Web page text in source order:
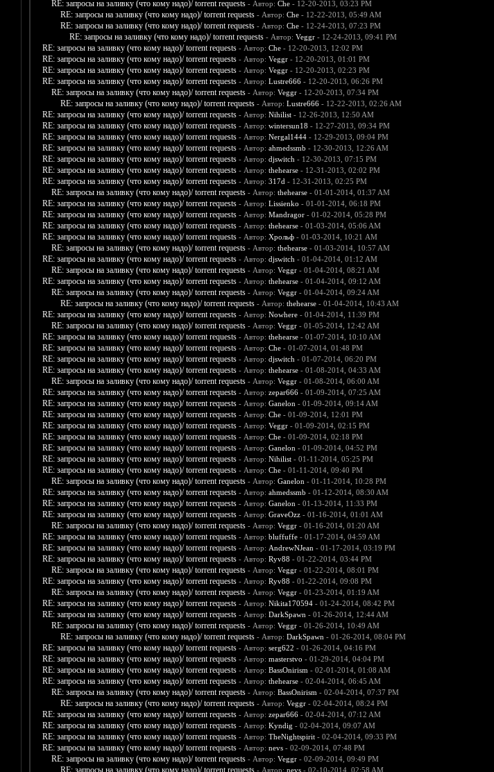
RE: запросы на заливку (что кому надо)/ torrent requests - Автор: Che- 12-20-2013, 03:23 PM
RE: запросы на заливку (что кому надо)/ torrent requests - Автор: Che- 12-22-2013, 05:49 AM
RE: запросы на заливку (что кому надо)/ torrent requests - Автор: Che- 12-24-2013, 07:23 PM
RE: запросы на заливку (что кому надо)/ torrent requests - Автор: Veggr- 12-24-2013, 09:41 PM
RE: запросы на заливку (что кому надо)/ torrent requests - Автор: Che- 12-20-2013, 12:02 PM
RE: запросы на заливку (что кому надо)/ torrent requests - Автор: Veggr- 12-20-2013, 01:01 PM
RE: запросы на заливку (что кому надо)/ torrent requests - Автор: Veggr- 12-20-2013, 02:23 PM
RE: запросы на заливку (что кому надо)/ torrent requests - Автор: Lustre666- 12-20-2013, 06:26 PM
RE: запросы на заливку (что кому надо)/ torrent requests - Автор: Veggr- 12-20-2013, 07:34 PM
RE: запросы на заливку (что кому надо)/ torrent requests - Автор: Lustre666- 12-22-2013, 02:26 AM
RE: запросы на заливку (что кому надо)/ torrent requests - Автор: Nihilist- 12-26-2013, 12:50 AM
RE: запросы на заливку (что кому надо)/ torrent requests - Автор: wintersun18 - 12-27-2013, 09:34 PM
RE: запросы на заливку (что кому надо)/ torrent requests - Автор: Nergal1444- 12-29-2013, 09:04 PM
RE: запросы на заливку (что кому надо)/ torrent requests - Автор: ahmedssmb - 12-30-2013, 12:26 AM
RE: запросы на заливку (что кому надо)/ torrent requests - Автор: djswitch - 12-30-2013, 07:15 PM
RE: запросы на заливку (что кому надо)/ torrent requests - Автор: thehearse- 12-31-2013, 02:02 PM
RE: запросы на заливку (что кому надо)/ torrent requests - Автор: 317d - 12-31-2013, 02:25 PM
RE: запросы на заливку (что кому надо)/ torrent requests - Автор: thehearse- 01-01-2014, 01:37 AM
RE: запросы на заливку (что кому надо)/ torrent requests - Автор: Lissienko - 01-01-2014, 06:18 PM
RE: запросы на заливку (что кому надо)/ torrent requests - Автор: Mandragor- 01-02-2014, 05:28 PM
RE: запросы на заливку (что кому надо)/ torrent requests - Автор: thehearse- 01-03-2014, 05:06 AM
RE: запросы на заливку (что кому надо)/ torrent requests - Автор: Хрольф- 01-03-2014, 10:21 AM
RE: запросы на заливку (что кому надо)/ torrent requests - Автор: thehearse- 01-03-2014, 10:57 AM
RE: запросы на заливку (что кому надо)/ torrent requests - Автор: djswitch - 01-04-2014, 01:12 AM
RE: запросы на заливку (что кому надо)/ torrent requests - Автор: Veggr- 01-04-2014, 08:21 AM
RE: запросы на заливку (что кому надо)/ torrent requests - Автор: thehearse- 01-04-2014, 09:12 AM
RE: запросы на заливку (что кому надо)/ torrent requests - Автор: Veggr- 01-04-2014, 09:24 AM
RE: запросы на заливку (что кому надо)/ torrent requests - Автор: thehearse- 01-04-2014, 10:43 AM
RE: запросы на заливку (что кому надо)/ torrent requests - Автор: Nowhere- 01-04-2014, 11:39 PM
RE: запросы на заливку (что кому надо)/ torrent requests - Автор: Veggr- 01-05-2014, 12:42 AM
RE: запросы на заливку (что кому надо)/ torrent requests - Автор: thehearse- 01-07-2014, 10:10 AM
RE: запросы на заливку (что кому надо)/ torrent requests - Автор: Che- 01-07-2014, 01:48 PM
RE: запросы на заливку (что кому надо)/ torrent requests - Автор: djswitch - 01-07-2014, 06:20 PM
RE: запросы на заливку (что кому надо)/ torrent requests - Автор: thehearse- 01-08-2014, 04:33 AM
RE: запросы на заливку (что кому надо)/ torrent requests - Автор: Veggr- 01-08-2014, 06:00 AM
RE: запросы на заливку (что кому надо)/ torrent requests - Автор: zepar666- 01-09-2014, 07:25 AM
RE: запросы на заливку (что кому надо)/ torrent requests - Автор: Ganelon - 01-09-2014, 09:14 AM
RE: запросы на заливку (что кому надо)/ torrent requests - Автор: Che- 01-09-2014, 12:01 PM
RE: запросы на заливку (что кому надо)/ torrent requests - Автор: Veggr- 01-09-2014, 02:15 PM
RE: запросы на заливку (что кому надо)/ torrent requests - Автор: Che- 01-09-2014, 02:18 PM
RE: запросы на заливку (что кому надо)/ torrent requests - Автор: Ganelon - 01-09-2014, 04:52 PM
RE: запросы на заливку (что кому надо)/ torrent requests - Автор: Nihilist- 01-11-2014, 05:25 PM
RE: запросы на заливку (что кому надо)/ torrent requests - Автор: Che- 01-11-2014, 09:40 PM
RE: запросы на заливку (что кому надо)/ torrent requests - Автор: Ganelon - 01-11-2014, 10:28 PM
RE: запросы на заливку (что кому надо)/ torrent requests - Автор: ahmedssmb - 01-12-2014, 08:30 AM
RE: запросы на заливку (что кому надо)/ torrent requests - Автор: Ganelon - 01-13-2014, 11:33 PM
RE: запросы на заливку (что кому надо)/ torrent requests - Автор: GraveOzz- 01-16-2014, 01:01 AM
RE: запросы на заливку (что кому надо)/ torrent requests - Автор: Veggr- 01-16-2014, 01:20 AM
RE: запросы на заливку (что кому надо)/ torrent requests - Автор: bluffuffe- 01-17-2014, 04:59 AM
RE: запросы на заливку (что кому надо)/ torrent requests - Автор: AndrewNJean - 01-17-2014, 03:19 PM
RE: запросы на заливку (что кому надо)/ torrent requests - Автор: Ryv88 - 01-22-2014, 03:44 PM
RE: запросы на заливку (что кому надо)/ torrent requests - Автор: Veggr- 01-22-2014, 08:01 PM
RE: запросы на заливку (что кому надо)/ torrent requests - Автор: Ryv88 - 01-22-2014, 09:08 PM
RE: запросы на заливку (что кому надо)/ torrent requests - Автор: Veggr- 01-23-2014, 01:19 AM
RE: запросы на заливку (что кому надо)/ torrent requests - Автор: Nikita170594- 01-24-2014, 08:42 PM
RE: запросы на заливку (что кому надо)/ torrent requests - Автор: DarkSpawn - 01-26-2014, 12:44 AM
RE: запросы на заливку (что кому надо)/ torrent requests - Автор: Veggr- 01-26-2014, 10:49 AM
RE: запросы на заливку (что кому надо)/ torrent requests - Автор: DarkSpawn - 01-26-2014, 08:04 PM
RE: запросы на заливку (что кому надо)/ torrent requests - Автор: serg622 - 01-26-2014, 04:16 PM
RE: запросы на заливку (что кому надо)/ torrent requests - Автор: masterstvo - 01-29-2014, 04:04 PM
RE: запросы на заливку (что кому надо)/ torrent requests - Автор: BassOnirism - 02-01-2014, 01:08 AM
RE: запросы на заливку (что кому надо)/ torrent requests - Автор: thehearse- 02-04-2014, 06:45 AM
RE: запросы на заливку (что кому надо)/ torrent requests - Автор: BassOnirism - 02-04-2014, 07:37 PM
RE: запросы на заливку (что кому надо)/ torrent requests - Автор: Veggr- 02-04-2014, 08:24 PM
RE: запросы на заливку (что кому надо)/ torrent requests - Автор: zepar666- 02-04-2014, 07:12 AM
RE: запросы на заливку (что кому надо)/ torrent requests - Автор: Kyndig - 02-04-2014, 09:07 AM
RE: запросы на заливку (что кому надо)/ torrent requests - Автор: TheNightspirit- 02-04-2014, 09:33 PM
RE: запросы на заливку (что кому надо)/ torrent requests - Автор: nevs- 02-09-2014, 07:48 PM
RE: запросы на заливку (что кому надо)/ torrent requests - Автор: Veggr- 02-09-2014, 09:49 PM
RE: запросы на заливку (что кому надо)/ torrent requests - Автор: nevs- 02-10-2014, 02:58 AM